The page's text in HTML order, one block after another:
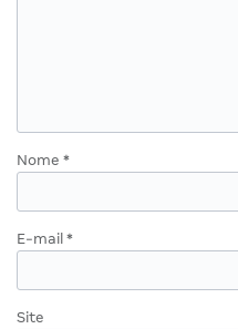
Nome *
E-mail *
Site